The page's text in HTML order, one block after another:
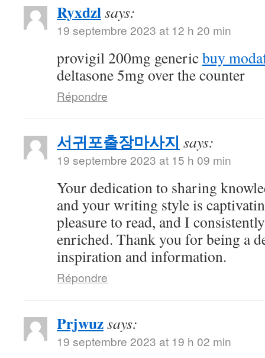
Ryxdzlsays:
19 septembre 2023 at 12 h 20 min
provigil 200mg genericbuy
deltasone 5mg over the counter
Répondre
서귀포출장마사지 says:
19 septembre 2023 at 15 h 09 min
Your dedication to sharing
and your writing style is
pleasure to read, and I
enriched. Thank you for being a
inspiration and information.
Répondre
Prjwuzsays:
19 septembre 2023 at 19 h 02 min